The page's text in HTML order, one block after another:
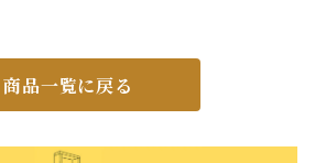
商品一覧に戻る